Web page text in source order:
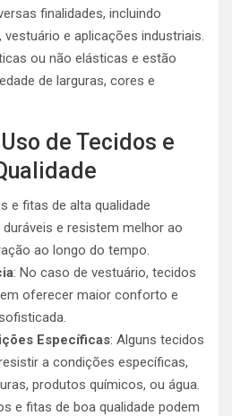
finalidades, incluindo
e aplicações industriais.
ou não elásticas e estão
de larguras, cores e
de Tecidos e
e fitas de alta qualidade
e resistem melhor ao
ao longo do tempo.
: No caso de vestuário, tecidos
oferecer maior conforto e
Específicas: Alguns tecidos
a condições específicas,
produtos químicos, ou água.
e fitas de boa qualidade podem